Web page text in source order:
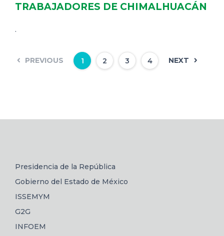
TRABAJADORES DE CHIMALHUACÁN
.
PREVIOUS 1 2 3 4 NEXT
Presidencia de la República
Gobierno del Estado de México
ISSEMYM
G2G
INFOEM